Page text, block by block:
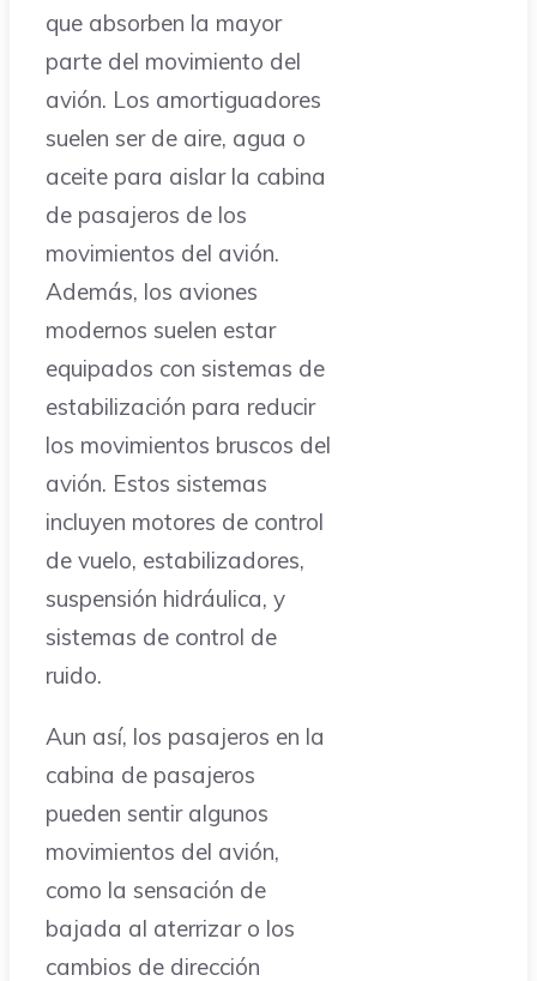
que absorben la mayor
parte del movimiento del
avión. Los amortiguadores
suelen ser de aire, agua o
aceite para aislar la cabina
de pasajeros de los
movimientos del avión.
Además, los aviones
modernos suelen estar
equipados con sistemas de
estabilización para reducir
los movimientos bruscos del
avión. Estos sistemas
incluyen motores de control
de vuelo, estabilizadores,
suspensión hidráulica, y
sistemas de control de
ruido.
Aun así, los pasajeros en la
cabina de pasajeros
pueden sentir algunos
movimientos del avión,
como la sensación de
bajada al aterrizar o los
cambios de dirección